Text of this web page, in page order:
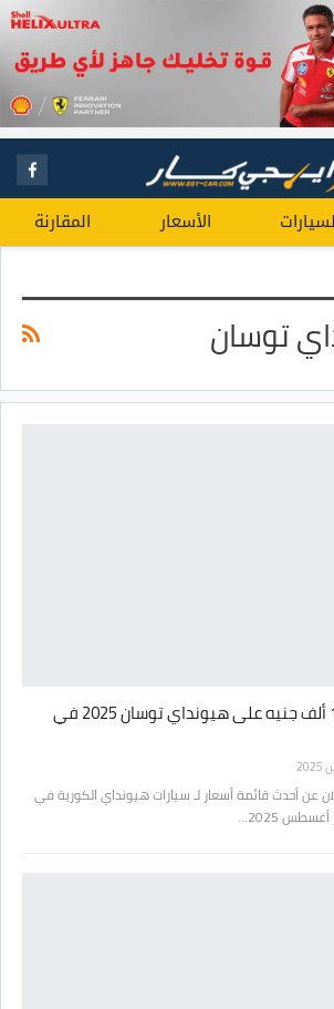
الأسعار المقارنة
توسان
إنخفاض يصل الى 150 ألف جنيه على هيونداي توسان 2025 في
عن أحدث قائمة أسعار لـ سيارات هيونداي الكورية في
2025…